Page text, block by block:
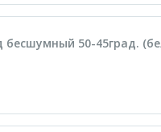
бесшумный 50-45град.